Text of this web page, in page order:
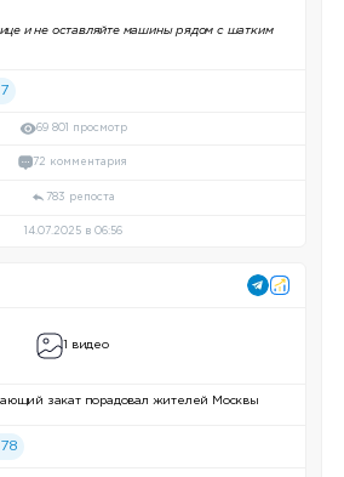
и не оставляйте машины рядом с шатким
69 801 просмотр
72 комментария
783 репоста
14.07.2025 в 06:56
1 видео
закат порадовал жителей Москвы